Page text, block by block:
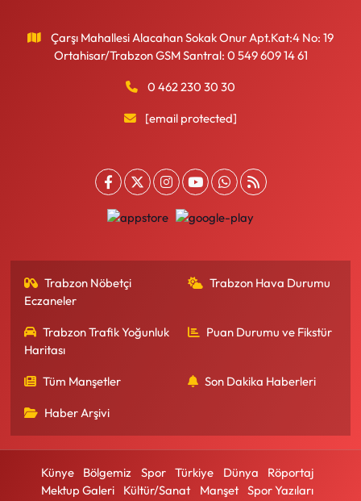
Çarşı Mahallesi Alacahan Sokak Onur Apt.Kat:4 No: 19
Ortahisar/Trabzon GSM Santral: 0 549 609 14 61
0 462 230 30 30
[email protected]
Trabzon Nöbetçi
Eczaneler
Trabzon Hava Durumu
Trabzon Trafik Yoğunluk
Haritası
Puan Durumu ve Fikstür
Tüm Manşetler Son Dakika Haberleri
Haber Arşivi
Künye Bölgemiz Spor Türkiye Dünya
Röportaj
Mektup Galeri
Kültür/Sanat Manşet
Spor Yazıları